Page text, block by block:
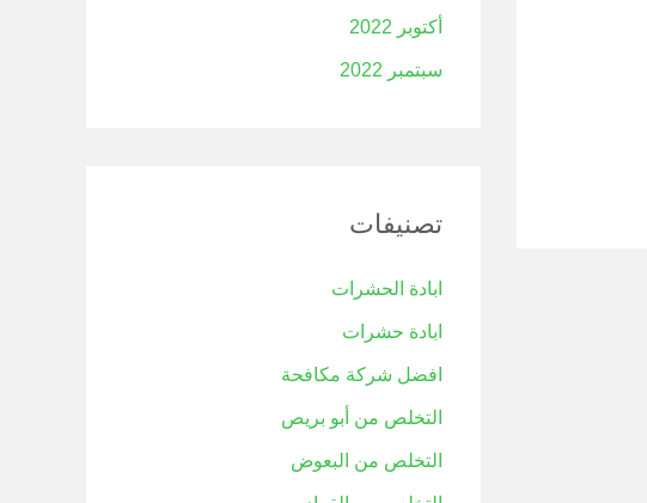
أكتوبر 2022
سبتمبر 2022
تصنيفات
ابادة الحشرات
ابادة حشرات
افضل شركة مكافحة
التخلص من أبو بريص
التخلص من البعوض